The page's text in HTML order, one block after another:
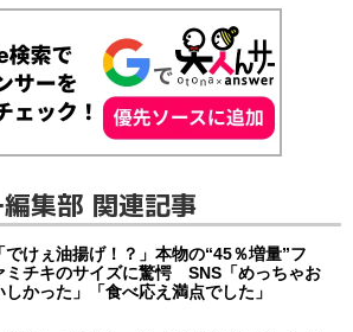
集部 関連記事
「でけぇ油揚げ！？」本物の“45％増量”フ
ミチキのサイズに驚愕 SNS「めっちゃお
しかった」「食べ応え満点でした」